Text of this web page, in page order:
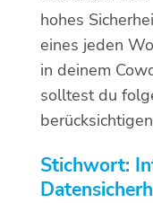
hohes
eines jeden
in deinem
solltest du
Stichwort: